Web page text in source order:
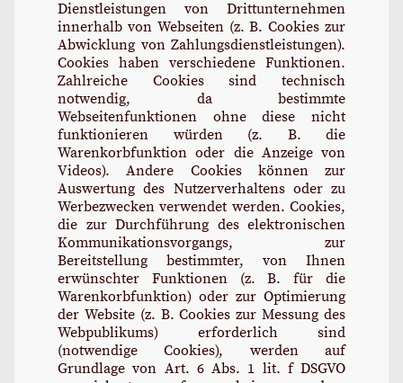
Dienstleistungen von Drittunternehmen
innerhalb von Webseiten (z. B. Cookies zur
Abwicklung von Zahlungsdienstleistungen).
Cookies haben verschiedene Funktionen.
Zahlreiche Cookies sind technisch
notwendig, da bestimmte
Webseitenfunktionen ohne diese nicht
funktionieren würden (z. B. die
Warenkorbfunktion oder die Anzeige von
Videos). Andere Cookies können zur
Auswertung des Nutzerverhaltens oder zu
Werbezwecken verwendet werden. Cookies,
die zur Durchführung des elektronischen
Kommunikationsvorgangs, zur
Bereitstellung bestimmter, von Ihnen
erwünschter Funktionen (z. B. für die
Warenkorbfunktion) oder zur Optimierung
der Website (z. B. Cookies zur Messung des
Webpublikums) erforderlich sind
(notwendige Cookies), werden auf
Grundlage von Art. 6 Abs. 1 lit. f DSGVO